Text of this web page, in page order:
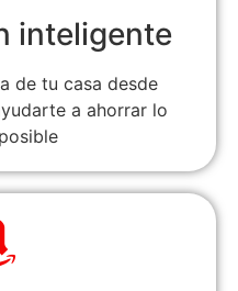
inteligente
de tu casa desde
a ahorrar lo